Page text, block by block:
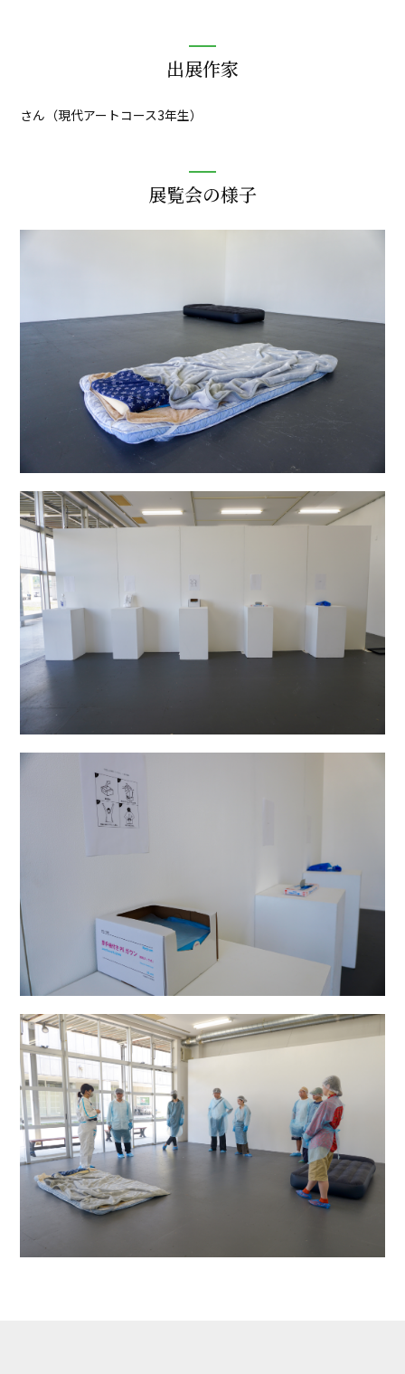
出展作家
さん（現代アートコース3年生）
展覧会の様子